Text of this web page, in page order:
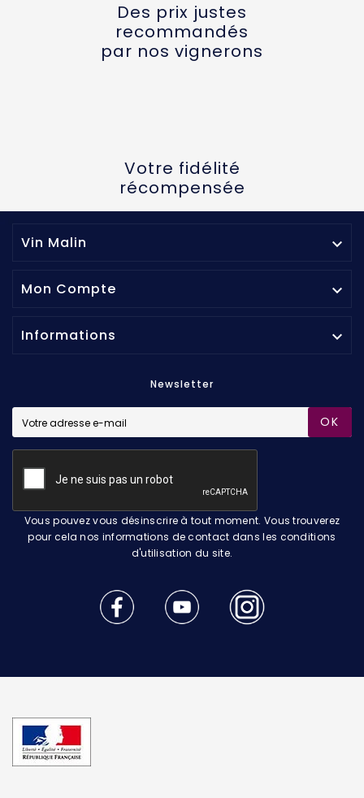
Des prix justes
recommandés
par nos vignerons
Votre fidélité
récompensée
Vin Malin 
Mon Compte 
Informations 
Newsletter
OK
Vous pouvez vous désinscrire à tout moment. Vous trouverez
pour cela nos informations de contact dans les conditions
d'utilisation du site.